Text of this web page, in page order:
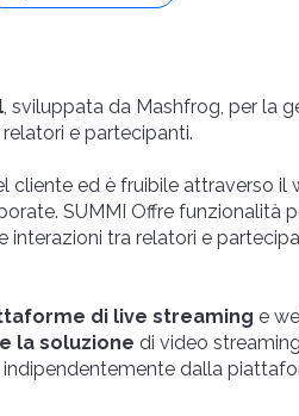
, sviluppata da Mashfrog, per la
e partecipanti.
ed è fruibile attraverso il
SUMMI Offre funzionalità
tra relatori e
di live streaming e
la soluzione di video
dalla